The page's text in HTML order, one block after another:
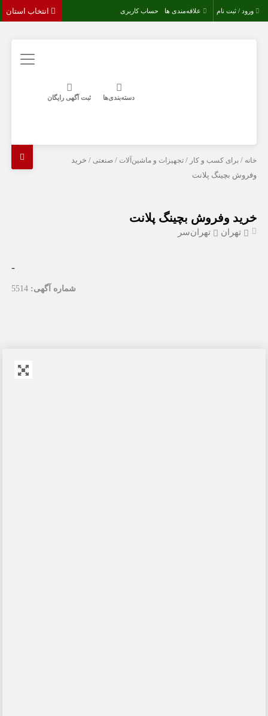
ورود / ثبت نام علاقه‌مندی ها حساب کاربری
دسته‌بندی‌ها ثبت آگهی رایگان
خانه /برای کسب و کار /تجهیزات و ماشین‌آلات /صنعتی / خرید
وفروش بچینگ پلانت
خرید وفروش بچینگ پلانت
تهران تهران‌سر
-
شماره آگهی: 5514